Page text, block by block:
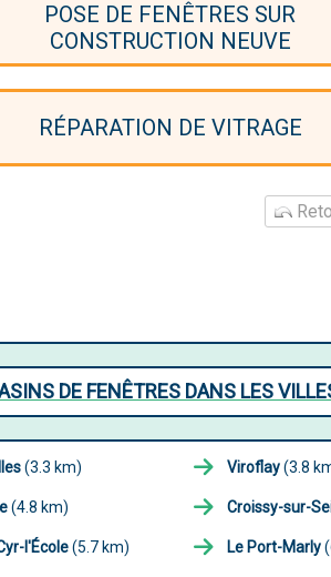
POSE DE FENÊTRES SUR
CONSTRUCTION NEUVE
RÉPARATION DE VITRAGE
DE FENÊTRES DANS LES
(3.3 km) Viroflay(3.8
(4.8 km) Croissy-sur-
l'École(5.7 km) Le Port-Marly